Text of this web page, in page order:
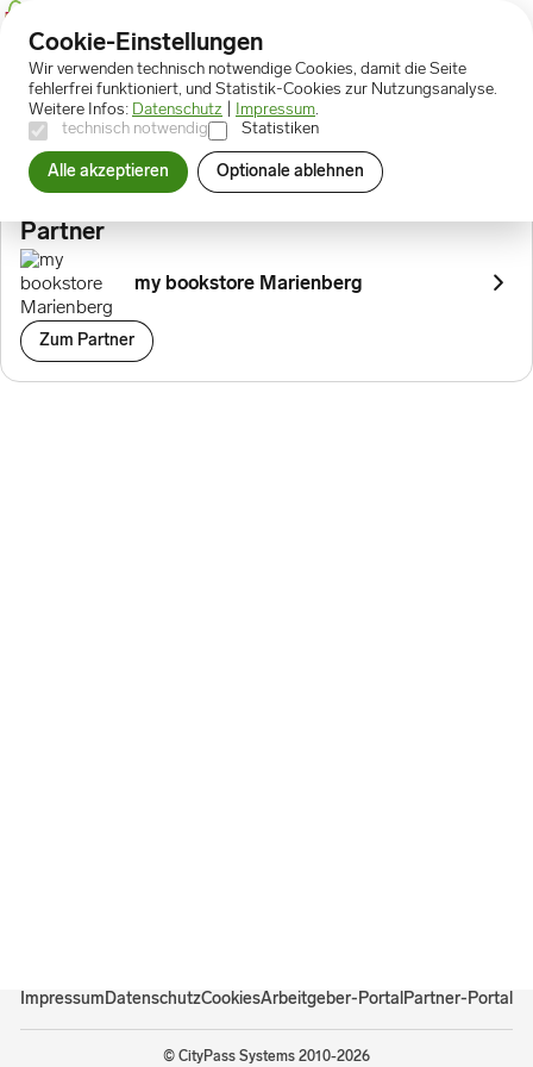
Prämien Magnet Bergstadtspaziergang
Magnet Bergstadtspaziergang
20 Punkte
Partner
my bookstore Marienberg
Zum Partner
ImpressumDatenschutzCookiesArbeitgeber-PortalPartner-Portal
© CityPass Systems 2010-2026
Cookie-Einstellungen
Wir verwenden technisch notwendige Cookies, damit die Seite
fehlerfrei funktioniert, und Statistik-Cookies zur Nutzungsanalyse.
Weitere Infos: Datenschutz Impressum.
technisch notwendig
Statistiken
Alle akzeptieren Optionale ablehnen